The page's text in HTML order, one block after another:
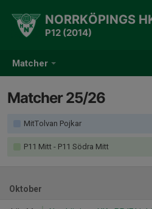
Matcher
NORRKÖPINGS
P12 (2014)
Matcher 25/26
MitTolvan Pojkar
P11 Mitt - P11 Södra Mitt
Oktober